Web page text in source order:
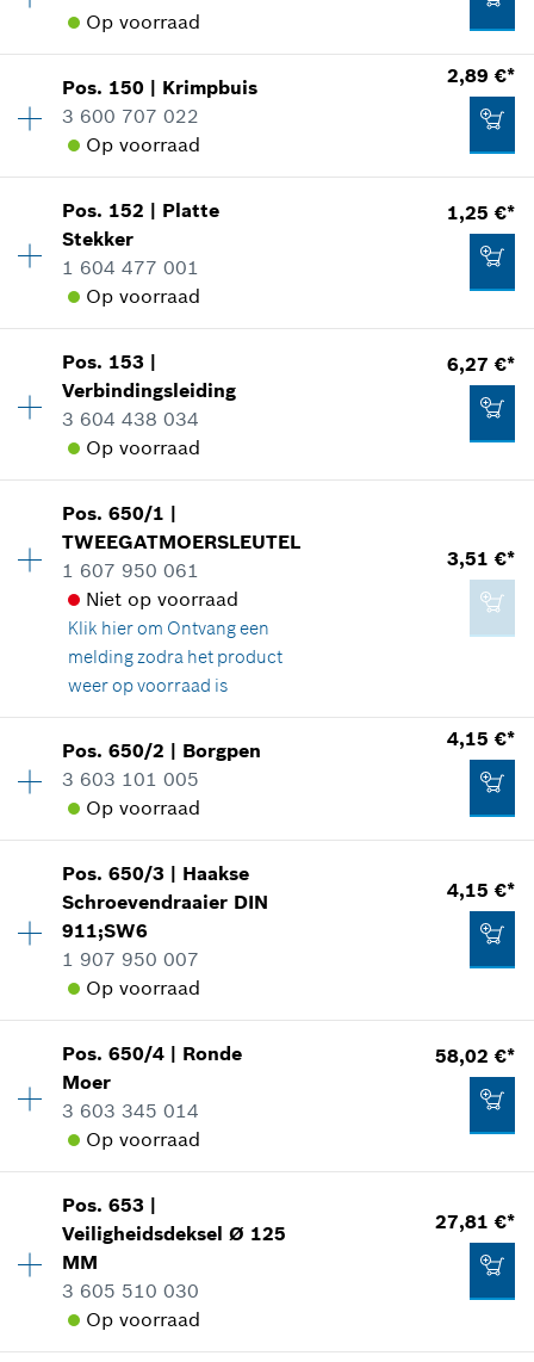
Aan winkelwagen toevoegen
2,89 €*
Prijs incl. BTW
reserveonderdelen informatie
Toepassingsinstructie
In weergave tonen
2,02 €*
Op voorraad
Beschikbaarheid 2
Prijsgroep :11
reserveonderdelen informatie
Toepassingsinstructie
In weergave tonen
1,25 €*
Prijs incl. BTW
Pos. 150 | Krimpbuis
3 600 707 022
Op voorraad
2,89 €*
Beschikbaarheid
Prijsgroep
reserveonderdelen informatie
Toepassingsinstructie
In weergave tonen
2,89 €*
Prijs incl. BTW
Aan winkelwagen toevoegen
Pos. 152 | Platte
Stekker
1 604 477 001
Op voorraad
1,25 €*
Beschikbaarheid
Prijsgroep:11
reserveonderdelen informatie
Toepassingsinstructie
In weergave tonen
1,25 €*
*Prijs incl. BTW
Aan winkelwagen toevoegen
Pos. 153 |
Verbindingsleiding
3 604 438 034
Op voorraad
6,27 €*
Beschikbaarheid
Prijsgroep:20
reserveonderdelen informatie
Toepassingsinstructie
In weergave tonen
6,27 €*
Aan winkelwagen toevoegen
Pos.650/1 |
TWEEGATMOERSLEUTEL
1 607 950 061
Niet op voorraad
Klik hier om Ontvang een
melding zodra het product
weer op voorraad is
3,51 €*
Beschikbaarheid 1
Prijsgroep :16
reserveonderdelen informatie
Toepassingsinstructie
In weergave tonen
3,51 €*
Prijs incl. BTW
Aan winkelwagen toevoegen
Pos.650/2 | Borgpen
3 603 101 005
Op voorraad
4,15 €*
Prijsgroep:17
reserveonderdelen informatie
Toepassingsinstructie
In weergave tonen
4,15 €*
Aan winkelwagen toevoegen
Pos.650/3 | Haakse
Schroevendraaier DIN
911;SW6
1 907 950 007
Op voorraad
4,15 €*
Prijsgroep:17
reserveonderdelen informatie
Toepassingsinstructie
4,15 €*
Pos.650/4 | Ronde
Moer
3 603 345 014
Op voorraad
58,02 €*
Prijsgroep
Toepassingsinstructie
In weergave tonen
Pos.653 |
Veiligheidsdeksel Ø 125
MM
3 605 510 030
Op voorraad
27,81 €*